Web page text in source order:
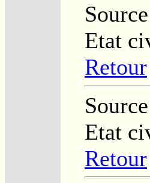
Etat
Retour
Etat
Retour